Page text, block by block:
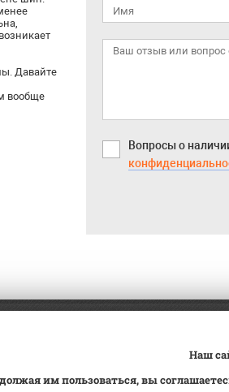
Вопросы о
Давайте
вообще
19-й км МКАД
Постановка на учет
Наш
им пользоваться, вы